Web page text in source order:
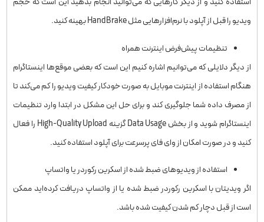
ویدیو را قبل از آپلود با نرم‌افزارهایی مثل HandBrake بهینه کنید.
تنظیمات پیش‌فرض اینترنت همراه
از دیگر دلایلی که می‌توانیم اشاره کنیم این است که بعضی موقع‌ها اینستاگرام
هنگام استفاده از اینترنت موبایل به صورت خودکار کیفیت ویدیو را کم می‌کند تا
از مصرف داده شما جلوگیری کند و برای حل این مشکل در ابتدا وارد تنظیمات
اینستاگرام شوید و از بخش Data Usage گزینه High-Quality Upload را فعال
کنید و در صورت امکان از وای فای پرسرعت برای آپلود استفاده کنید.
استفاده از ویدیوهای ضبط شده از اسکرین رکوردر یا واتساپ
اگر ویدیتان با اسکرین رکوردر ضبط شده یا از واتساپ دریافت کرده‌اید ممکن
است از قبل دچار کم شدن کیفیت شده باشد.